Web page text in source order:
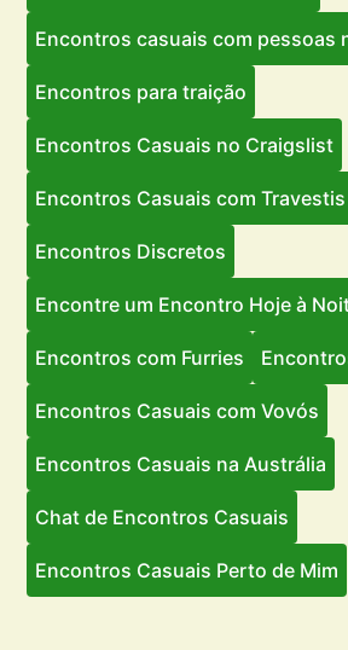
Encontros casuais com pessoas
Encontros para traição
Encontros Casuais no Craigslist
Encontros Casuais com Travestis
Encontros Discretos
Encontre um Encontro Hoje à
Encontros com Furries
Encontros Casuais com Vovós
Encontros Casuais na Austrália
Chat de Encontros Casuais
Encontros Casuais Perto de Mim